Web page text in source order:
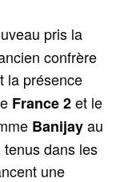
pris la
confrère
la présence
France 2et le
Banijayau
dans les
une